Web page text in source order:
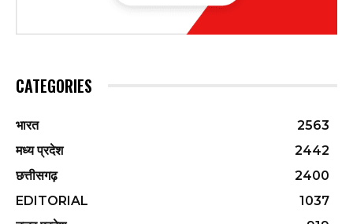
CATEGORIES
भारत
2563
मध्य प्रदेश
2442
छत्तीसगढ़
2400
EDITORIAL
1037